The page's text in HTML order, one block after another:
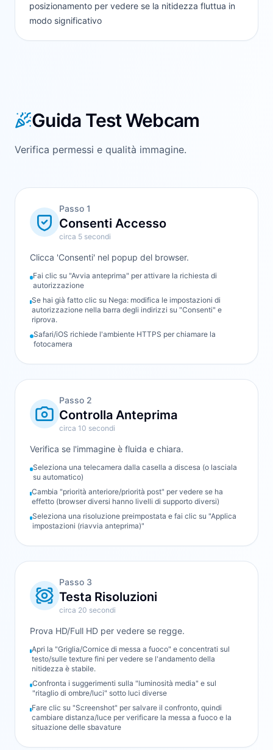
posizionamento per vedere se la nitidezza fluttua in
modo significativo
Guida Test Webcam
Verifica permessi e qualità immagine.
Passo 1
Consenti Accesso
circa 5 secondi
Clicca 'Consenti' nel popup del browser.
Fai clic su "Avvia anteprima" per attivare la richiesta di
autorizzazione
Se hai già fatto clic su Nega: modifica le impostazioni di
autorizzazione nella barra degli indirizzi su "Consenti" e
riprova.
Safari/iOS richiede l'ambiente HTTPS per chiamare la
fotocamera
Passo 2
Controlla Anteprima
circa 10 secondi
Verifica se l'immagine è fluida e chiara.
Seleziona una telecamera dalla casella a discesa (o lasciala
su automatico)
Cambia "priorità anteriore/priorità post" per vedere se ha
effetto (browser diversi hanno livelli di supporto diversi)
Seleziona una risoluzione preimpostata e fai clic su "Applica
impostazioni (riavvia anteprima)"
Passo 3
Testa Risoluzioni
circa 20 secondi
Prova HD/Full HD per vedere se regge.
Apri la "Griglia/Cornice di messa a fuoco" e concentrati sul
testo/sulle texture fini per vedere se l'andamento della
nitidezza è stabile.
Confronta i suggerimenti sulla "luminosità media" e sul
"ritaglio di ombre/luci" sotto luci diverse
Fare clic su "Screenshot" per salvare il confronto, quindi
cambiare distanza/luce per verificare la messa a fuoco e la
situazione delle sbavature